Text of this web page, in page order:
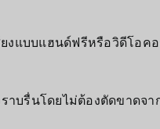
แบบแฮนด์ฟรีหรือวิดีโอค
าบรื่นโดยไม่ต้องตัดขาดจา